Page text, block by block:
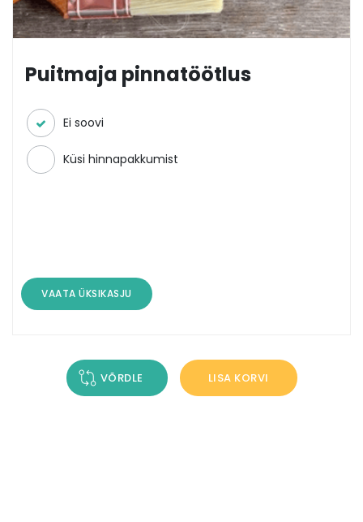
Puitmaja pinnatöötlus
Ei soovi
Küsi hinnapakkumist
VAATA ÜKSIKASJU
VÕRDLE LISA KORVI